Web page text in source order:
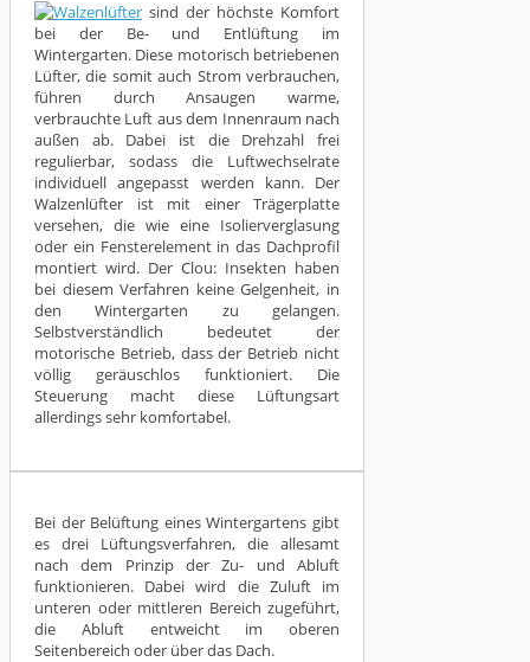
sind der höchste Komfort
bei der Be- und Entlüftung im
Wintergarten. Diese motorisch betriebenen
Lüfter, die somit auch Strom verbrauchen,
führen durch Ansaugen warme,
verbrauchte Luft aus dem Innenraum nach
außen ab. Dabei ist die Drehzahl frei
regulierbar, sodass die Luftwechselrate
individuell angepasst werden kann. Der
Walzenlüfter ist mit einer Trägerplatte
versehen, die wie eine Isolierverglasung
oder ein Fensterelement in das Dachprofil
montiert wird. Der Clou: Insekten haben
bei diesem Verfahren keine Gelgenheit, in
den Wintergarten zu gelangen.
Selbstverständlich bedeutet der
motorische Betrieb, dass der Betrieb nicht
völlig geräuschlos funktioniert. Die
Steuerung macht diese Lüftungsart
allerdings sehr komfortabel.
Bei der Belüftung eines Wintergartens gibt
es drei Lüftungsverfahren, die allesamt
nach dem Prinzip der Zu- und Abluft
funktionieren. Dabei wird die Zuluft im
unteren oder mittleren Bereich zugeführt,
die Abluft entweicht im oberen
Seitenbereich oder über das Dach.